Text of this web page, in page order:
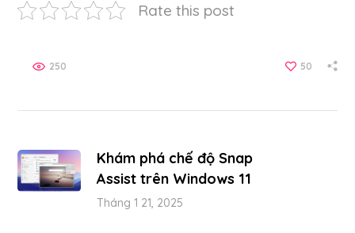
Rate this post
50
250
Khám phá chế độ Snap
Assist trên Windows 11
Tháng 1 21, 2025